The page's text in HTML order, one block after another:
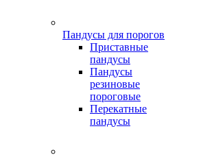
Пандусы для порогов
Приставные
пандусы
Пандусы
резиновые
пороговые
Перекатные
пандусы